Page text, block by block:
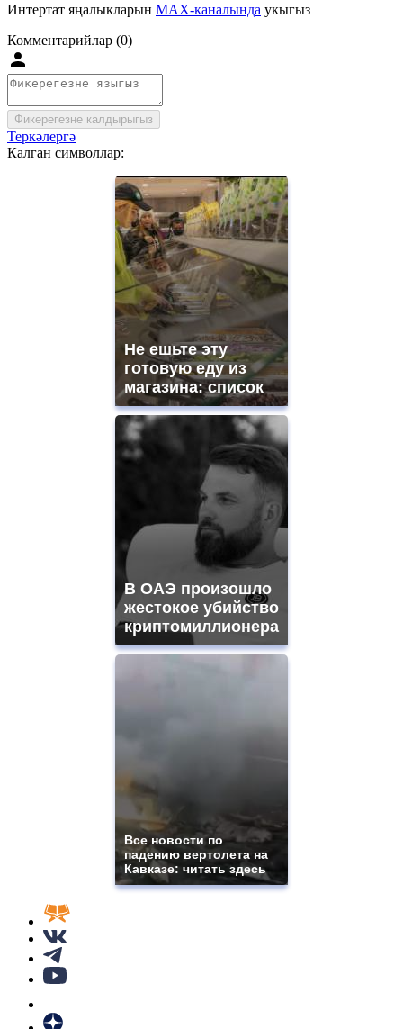
Интертат яңалыкларын MAX-каналында укыгыз
Комментарийлар (0)
Фикерегезне калдырыгыз
Теркәлергә
Калган символлар:
Не ешьте эту
готовую еду из
магазина: список
В ОАЭ произошло
жестокое убийство
криптомиллионера
Все новости по
падению вертолета на
Кавказе: читать здесь